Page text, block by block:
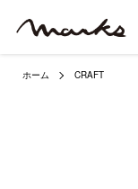
ホーム CRAFT